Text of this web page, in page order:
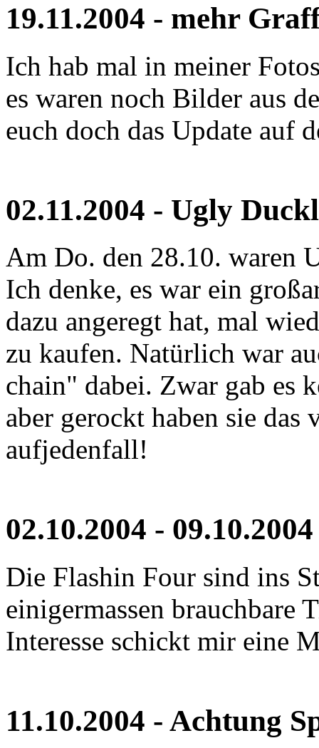
19.11.2004 - mehr
Ich hab mal in meiner
es waren noch Bilder aus
euch doch das Update auf
02.11.2004 - Ugly
Am Do. den 28.10. waren
Ich denke, es war ein
dazu angeregt hat, mal
zu kaufen. Natürlich war
chain" dabei. Zwar gab es
aber gerockt haben sie
aufjedenfall!
02.10.2004 -
Die Flashin Four sind ins
einigermassen brauchbare
Interesse schickt mir eine
11.10.2004 - Achtung